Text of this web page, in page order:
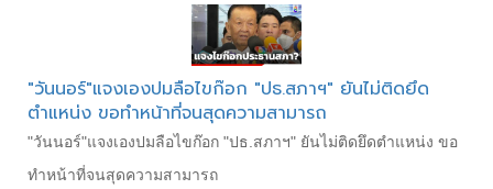
"วันนอร์"แจงเองปมลือไขก๊อก "ปธ.สภาฯ" ยันไม่ติดยึด
ตำแหน่ง ขอทำหน้าที่จนสุดความสามารถ
"วันนอร์"แจงเองปมลือไขก๊อก "ปธ.สภาฯ" ยันไม่ติดยึดตำแหน่ง ขอ
ทำหน้าที่จนสุดความสามารถ